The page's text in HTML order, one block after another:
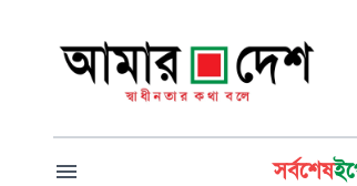
সর্বশেষ